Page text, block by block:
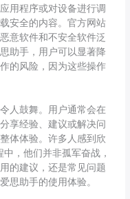
用程序或对设备进行调
安全的内容。官方网站
意软件和不安全软件泛
助手，用户可以显著降
的风险，因为这些操作
人鼓舞。用户通常会在
享经验、建议或解决问
体体验。许多人感到欣
，他们并非孤军奋战，
的建议，还是常见问题
思助手的使用体验。